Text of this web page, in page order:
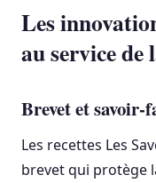
Les
au service de
Brevet et
Les recettes Les
brevet qui protège